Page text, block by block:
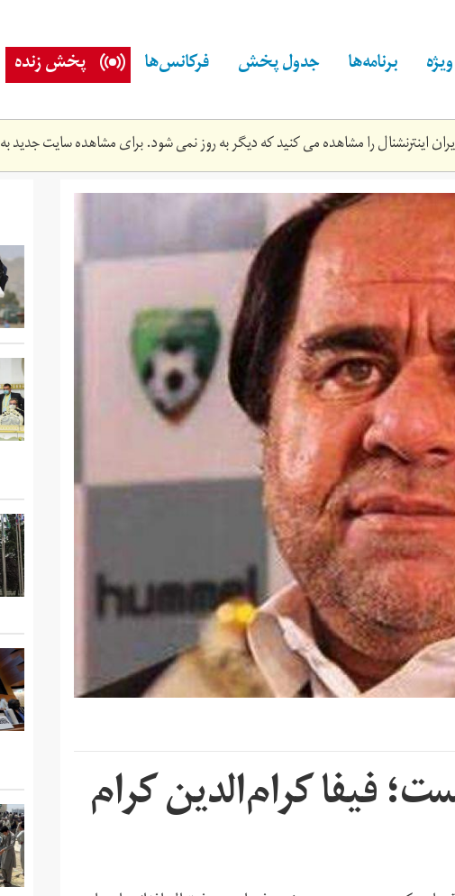
برنامه‌ها جدول پخش فرکانس‌ها پخش زنده
اینترنشنال را مشاهده می کنید که دیگر به روز نمی شود. برای مشاهده سایت جدید به
فیفا کرام‌‌‌الدین کرام